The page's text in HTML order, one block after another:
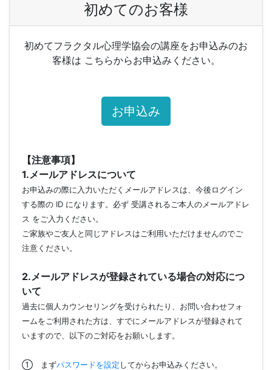
初めてのお客様
初めてフラクタル心理学協会の講座をお申込みのお
客様は こちらからお申込みください。
お申込み
【注意事項】
1.メールアドレスについて
お申込みの際に入力いただくメールアドレスは、今後ログイン
する際の ID になります。必ず 受講されるご本人のメールアドレ
ス をご入力ください。
ご家族やご友人と同じアドレスはご利用いただけませんのでご
注意ください。
2.メールアドレスが登録されている場合の対応につ
いて
過去に個人カウンセリングを受けられたり、お問い合わせフォ
ームをご利用された方は、すでにメールアドレスが登録されて
いますので、以下のご対応をお願いします。
① まずパスワードを設定してからお申込みください。